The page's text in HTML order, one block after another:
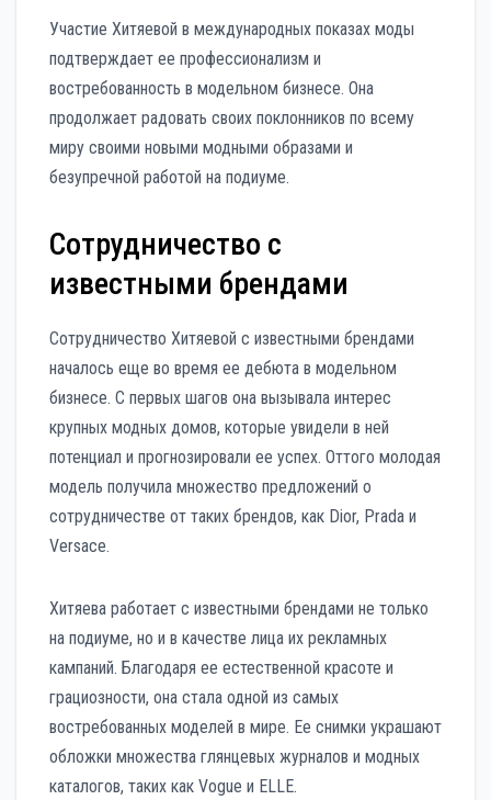
Участие Хитяевой в международных показах моды
подтверждает ее профессионализм и
востребованность в модельном бизнесе. Она
продолжает радовать своих поклонников по всему
миру своими новыми модными образами и
безупречной работой на подиуме.
Сотрудничество с
известными брендами
Сотрудничество Хитяевой с известными брендами
началось еще во время ее дебюта в модельном
бизнесе. С первых шагов она вызывала интерес
крупных модных домов, которые увидели в ней
потенциал и прогнозировали ее успех. Оттого молодая
модель получила множество предложений о
сотрудничестве от таких брендов, как Dior, Prada и
Versace.
Хитяева работает с известными брендами не только
на подиуме, но и в качестве лица их рекламных
кампаний. Благодаря ее естественной красоте и
грациозности, она стала одной из самых
востребованных моделей в мире. Ее снимки украшают
обложки множества глянцевых журналов и модных
каталогов, таких как Vogue и ELLE.